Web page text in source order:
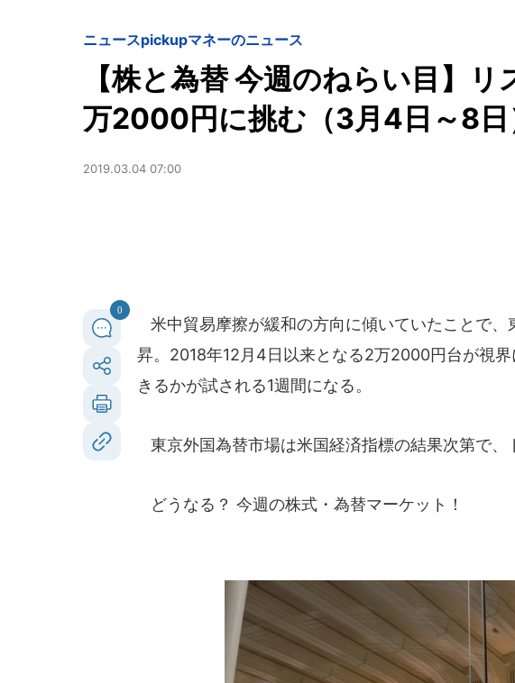
ニュースpickupマネーのニュース
【株と為替 今週のねらい目】
万2000円に挑む（3月4日～8日
2019.03.04 07:00
0
米中貿易摩擦が緩和の方向に傾いていたことで、
昇。2018年12月4日以来となる2万2000円台が視
きるかが試される1週間になる。
東京外国為替市場は米国経済指標の結果次第で、
どうなる？ 今週の株式・為替マーケット！